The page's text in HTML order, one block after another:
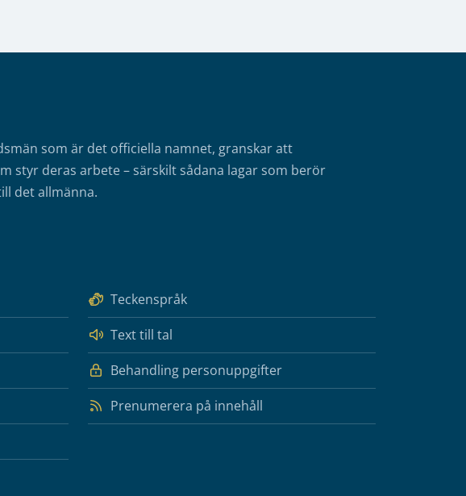
som är det officiella namnet, granskar att
styr deras arbete – särskilt sådana lagar som berör
det allmänna.
Teckenspråk
Text till tal
Behandling personuppgifter
Prenumerera på innehåll